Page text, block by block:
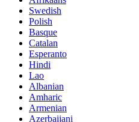
Swedish
Polish
Basque
Catalan
Esperanto
Hindi
Lao
Albanian
Amharic
Armenian
Azerbaijani